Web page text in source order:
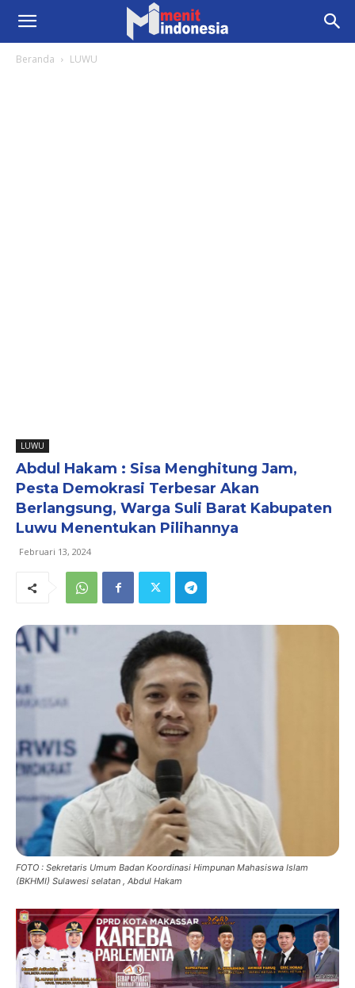
Beranda LUWU
LUWU
Abdul Hakam : Sisa Menghitung Jam,
Pesta Demokrasi Terbesar Akan
Berlangsung, Warga Suli Barat Kabupaten
Luwu Menentukan Pilihannya
Februari 13, 2024
FOTO : Sekretaris Umum Badan Koordinasi Himpunan Mahasiswa Islam
(BKHMI) Sulawesi selatan , Abdul Hakam